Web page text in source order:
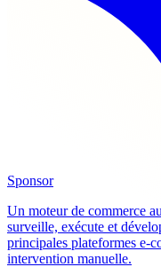
Sponsor
Un moteur de commerce
surveille, exécute et
principales plateformes e-
intervention manuelle.